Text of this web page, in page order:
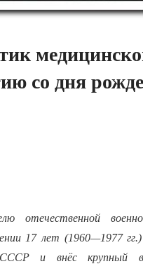
со дня
отечественной
17 лет (1960—1977 гг.)
и внёс крупный